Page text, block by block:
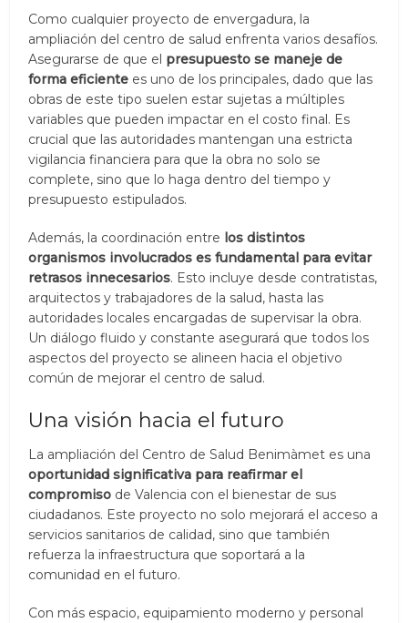
Como cualquier proyecto de envergadura, la
ampliación del centro de salud enfrenta varios desafíos.
Asegurarse de que el presupuesto se maneje de
forma eficiente es uno de los principales, dado que las
obras de este tipo suelen estar sujetas a múltiples
variables que pueden impactar en el costo final. Es
crucial que las autoridades mantengan una estricta
vigilancia financiera para que la obra no solo se
complete, sino que lo haga dentro del tiempo y
presupuesto estipulados.
Además, la coordinación entre los distintos
organismos involucrados es fundamental para evitar
retrasos innecesarios. Esto incluye desde contratistas,
arquitectos y trabajadores de la salud, hasta las
autoridades locales encargadas de supervisar la obra.
Un diálogo fluido y constante asegurará que todos los
aspectos del proyecto se alineen hacia el objetivo
común de mejorar el centro de salud.
Una visión hacia el futuro
La ampliación del Centro de Salud Benimàmet es una
oportunidad significativa para reafirmar el
compromiso de Valencia con el bienestar de sus
ciudadanos. Este proyecto no solo mejorará el acceso a
servicios sanitarios de calidad, sino que también
refuerza la infraestructura que soportará a la
comunidad en el futuro.
Con más espacio, equipamiento moderno y personal